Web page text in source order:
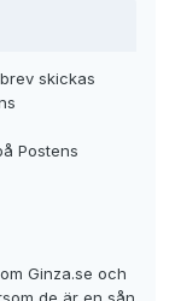
skickas
Postens
Ginza.se och